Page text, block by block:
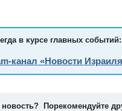
в курсе главных событий:
канал «Новости
новость? Порекомендуйте